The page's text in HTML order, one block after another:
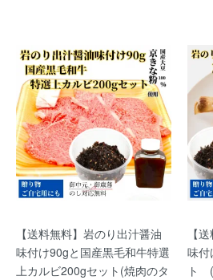
【送料無料】岩のり出汁醤油
味付け90gと国産黒毛和牛特選
上カルビ200gセット(焼肉のタ
【
味付
ト (